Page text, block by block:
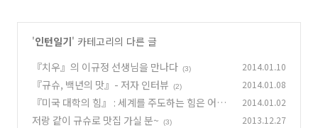
'인턴일기' 카테고리의 다른 글
『치우』의 이규정 선생님을 만나다 (3) 2014.01.10
『규슈, 백년의 맛』- 저자 인터뷰 (2) 2014.01.08
『미국 대학의 힘』 : 세계를 주도하는 힘은 어디
에서 오는가? (4)
2014.01.02
저랑 같이 규슈로 맛집 가실 분~ (3) 2013.12.27